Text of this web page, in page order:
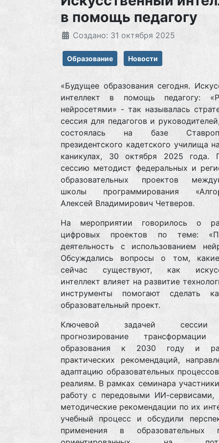
в помощь педагогу
Создано: 31 октября 2025
Образование Новости
«Будущее образования сегодня.
интеллект в помощь педагогу:
нейросетями» - так называлась
сессия для педагогов и
состоялась на базе
президентского кадетского училища
каникулах, 30 октября 2025 года.
сессию методист федеральных и
образовательных проектов
школы программирования
Алексей Владимирович Четверов.
На мероприятии говорилось о
цифровых проектов по теме:
деятельность с использованием
Обсуждались вопросы о том,
сейчас существуют, как
интеллект влияет на развитие
инструменты помогают сделать
образовательный проект.
Ключевой задачей сессии
прогнозирование трансформации
образования к 2030 году и
практических рекомендаций,
адаптацию образовательных
реалиям. В рамках семинара
работу с передовыми ИИ-сервисами,
методические рекомендации по их
учебный процесс и обсудили
применения в образовательных